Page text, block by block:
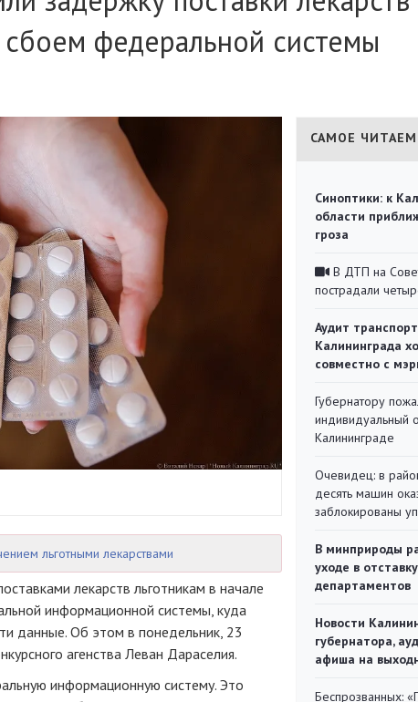
федеральной системы
льготными лекарствами
лекарств льготникам в начале
информационной системы, куда
данные. Об этом в понедельник, 23
агенства Леван Дараселия.
информационную систему. Это
САМОЕ
Синоптики: к
области
гроза
В ДТП на
пострадали
Аудит
Калининграда
совместно с
Губернатору
индивидуальный
Калининграде
Очевидец: в
десять машин
заблокированы
В минприроды
уходе в
департаментов
Новости
губернатора,
афиша на
Беспрозванных: